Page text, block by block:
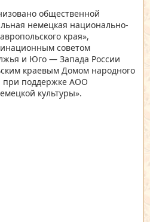
общественной
немецкая национально-
края»,
советом
и Юго — Запада России
краевым Домом народного
при поддержке АОО
культуры».